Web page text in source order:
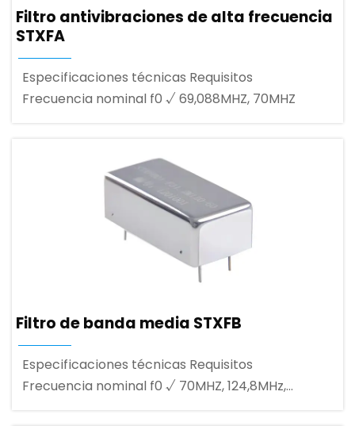
Filtro antivibraciones de alta frecuencia
STXFA
Especificaciones técnicas Requisitos
Frecuencia nominal f0 √ 69,088MHZ, 70MHZ
Filtro de banda media STXFB
Especificaciones técnicas Requisitos
Frecuencia nominal f0 √ 70MHZ, 124,8MHz,